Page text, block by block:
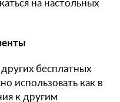
на настольных
бесплатных
использовать как в
к другим